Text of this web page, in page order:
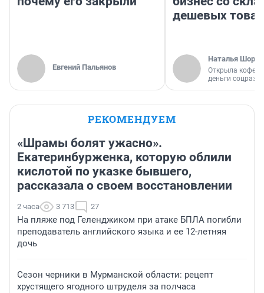
Евгений Пальянов
дешевых
Наталья
Открыла
деньги
РЕКОМЕНДУЕМ
«Шрамы болят ужасно».
Екатеринбурженка, которую облили
кислотой по указке бывшего,
рассказала о своем восстановлении
2 часа 3 713 27
На пляже под Геленджиком при атаке БПЛА погибли
преподаватель английского языка и ее 12-летняя
дочь
Сезон черники в Мурманской области: рецепт
хрустящего ягодного штруделя за полчаса